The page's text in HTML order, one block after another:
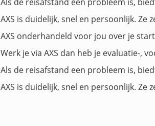
AXS is duidelijk, snel en persoonlijk. Ze
AXS onderhandeld voor jou over je
Werk je via AXS dan heb je evaluatie-,
Als de reisafstand een probleem is,
AXS is duidelijk, snel en persoonlijk. Ze